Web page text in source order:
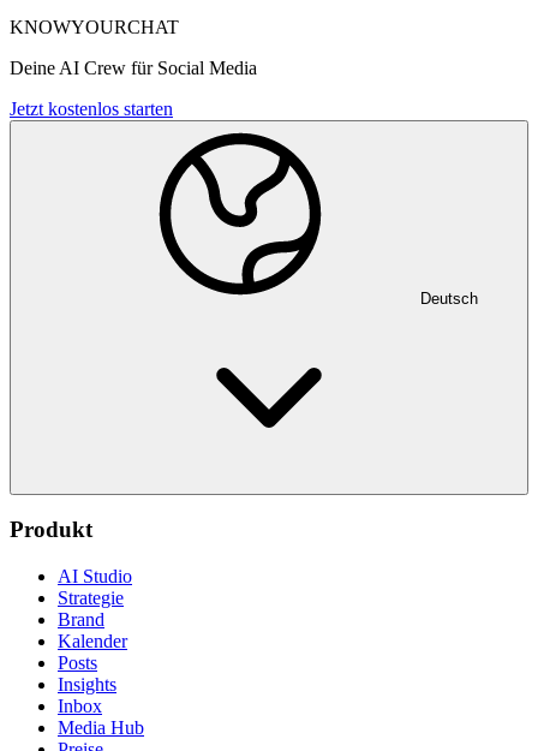
KNOWYOURCHAT
Deine AI Crew für Social Media
Jetzt kostenlos starten
Deutsch
Produkt
AI Studio
Strategie
Brand
Kalender
Posts
Insights
Inbox
Media Hub